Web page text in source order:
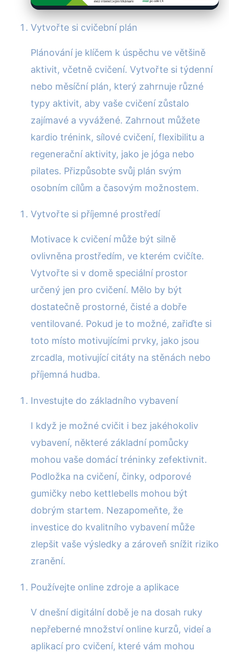
Vytvořte si cvičební plán
Plánování je klíčem k úspěchu ve většině
aktivit, včetně cvičení. Vytvořte si týdenní
nebo měsíční plán, který zahrnuje různé
typy aktivit, aby vaše cvičení zůstalo
zajímavé a vyvážené. Zahrnout můžete
kardio trénink, sílové cvičení, flexibilitu a
regenerační aktivity, jako je jóga nebo
pilates. Přizpůsobte svůj plán svým
osobním cílům a časovým možnostem.
Vytvořte si příjemné prostředí
Motivace k cvičení může být silně
ovlivněna prostředím, ve kterém cvičíte.
Vytvořte si v domě speciální prostor
určený jen pro cvičení. Mělo by být
dostatečně prostorné, čisté a dobře
ventilované. Pokud je to možné, zařiďte si
toto místo motivujícími prvky, jako jsou
zrcadla, motivující citáty na stěnách nebo
příjemná hudba.
Investujte do základního vybavení
I když je možné cvičit i bez jakéhokoliv
vybavení, některé základní pomůcky
mohou vaše domácí tréninky zefektivnit.
Podložka na cvičení, činky, odporové
gumičky nebo kettlebells mohou být
dobrým startem. Nezapomeňte, že
investice do kvalitního vybavení může
zlepšit vaše výsledky a zároveň snížit riziko
zranění.
Používejte online zdroje a aplikace
V dnešní digitální době je na dosah ruky
nepřeberné množství online kurzů, videí a
aplikací pro cvičení, které vám mohou